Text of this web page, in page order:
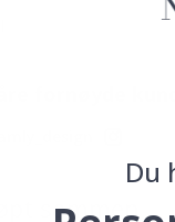
fornøyde
sammen
Du